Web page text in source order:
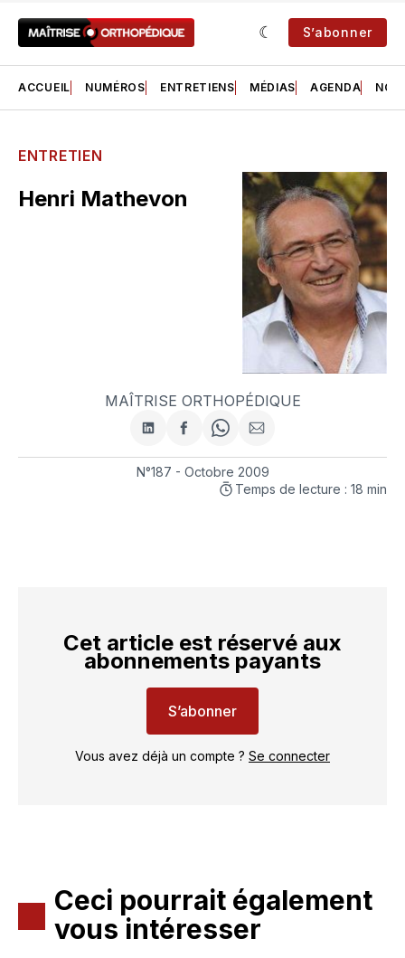
S’abonner
ACCUEIL NUMÉROS ENTRETIENS MÉDIAS AGENDA NOS
ENTRETIEN
Henri Mathevon
MAÎTRISE ORTHOPÉDIQUE
Partager
sur
LinkedIn
Partager
sur
Facebook
Share
on
WhatsApp
Partager
par
courriel
N°187 - Octobre 2009
Temps de lecture : 18 min
Cet article est réservé aux
abonnements payants
S’abonner
Vous avez déjà un compte ? Se connecter
Ceci pourrait également
vous intéresser